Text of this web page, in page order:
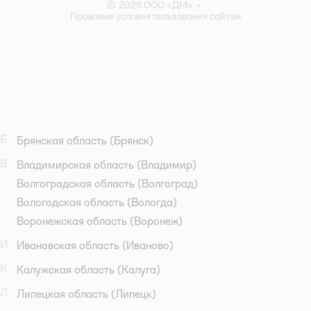
© 2026 ООО «ДМ» •
Правовые условия пользования сайтом
Брянская область (Брянск)
Владимирская область (Владимир)
Волгоградская область (Волгоград)
Вологодская область (Вологда)
Воронежская область (Воронеж)
Ивановская область (Иваново)
Калужская область (Калуга)
Липецкая область (Липецк)